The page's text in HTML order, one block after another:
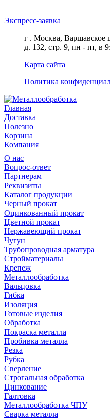
Экспресс-заявка
г . Москва, Варшавское
д. 132, стр. 9, пн - пт, в
Карта сайта
Политика
Главная
Доставка
Полезно
Корзина
Компания
О нас
Вопрос-ответ
Партнерам
Реквизиты
Каталог продукции
Черный прокат
Оцинкованный прокат
Цветной прокат
Нержавеющий прокат
Чугун
Трубопроводная арматура
Стройматериалы
Крепеж
Металлообработка
Вальцовка
Гибка
Изоляция
Готовые изделия
Обработка
Покраска металла
Пробивка металла
Резка
Рубка
Сверление
Строгальная обработка
Цинкование
Галтовка
Металлообработка ЧПУ
Сварка металла